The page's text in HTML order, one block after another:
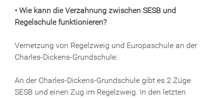
• Wie kann die Verzahnung zwischen SESB und
Regelschule funktionieren?
Vernetzung von Regelzweig und Europaschule an der
Charles-Dickens-Grundschule:
An der Charles-Dickens-Grundschule gibt es 2 Züge
SESB und einen Zug im Regelzweig. In den letzten